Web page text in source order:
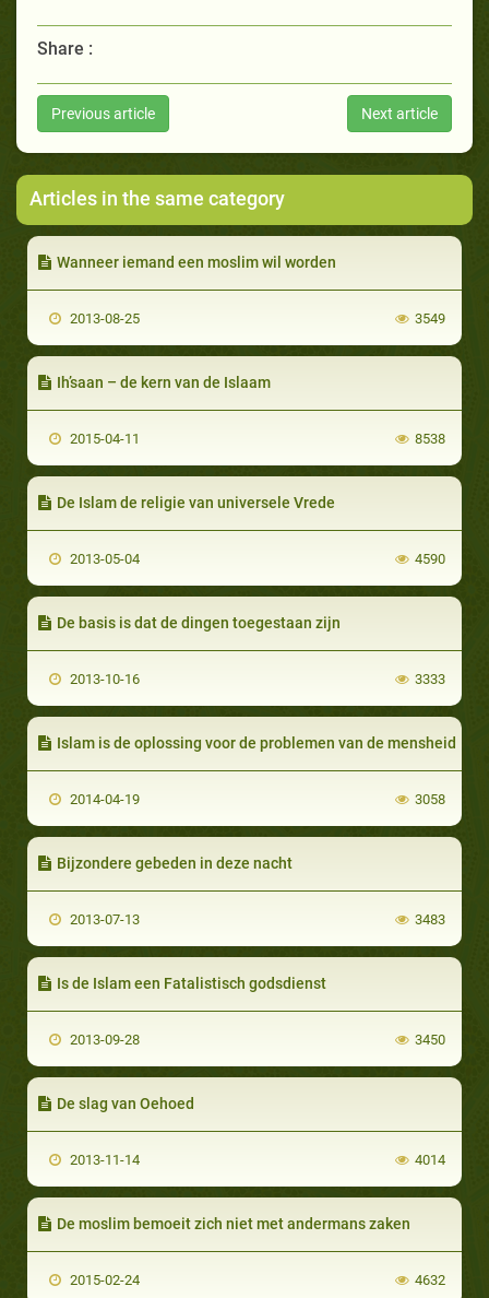
Share :
Previous article Next article
Articles in the same category
Wanneer iemand een moslim wil worden
2013-08-25 3549
Ih’saan – de kern van de Islaam
2015-04-11 8538
De Islam de religie van universele Vrede
2013-05-04 4590
De basis is dat de dingen toegestaan zijn
2013-10-16 3333
Islam is de oplossing voor de problemen van de mensheid
2014-04-19 3058
Bijzondere gebeden in deze nacht
2013-07-13 3483
Is de Islam een Fatalistisch godsdienst
2013-09-28 3450
De slag van Oehoed
2013-11-14 4014
De moslim bemoeit zich niet met andermans zaken
2015-02-24 4632